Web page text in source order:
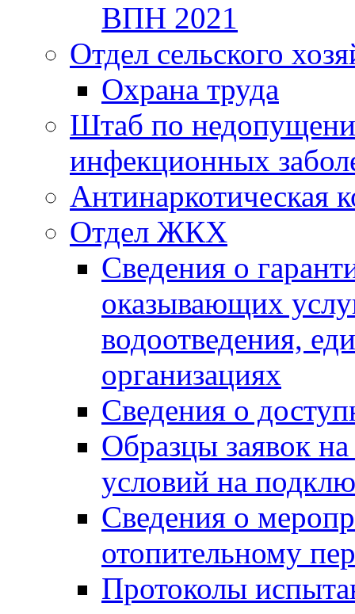
ВПН 2021
Отдел сельского
Охрана труда
Штаб по
инфекционных
Антинаркотическая
Отдел ЖКХ
Сведения о
оказывающих
водоотведения,
организациях
Сведения о
Образцы заявок
условий на
Сведения о
отопительному
Протоколы